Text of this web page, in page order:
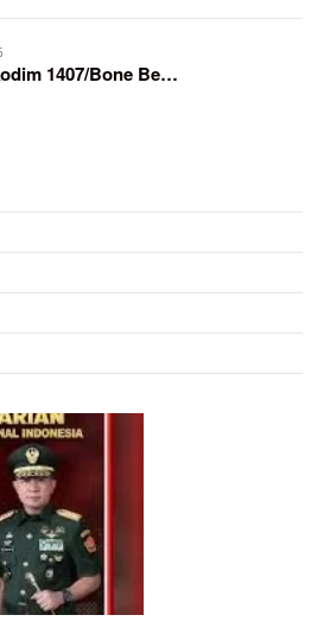
1407/Bone Be…